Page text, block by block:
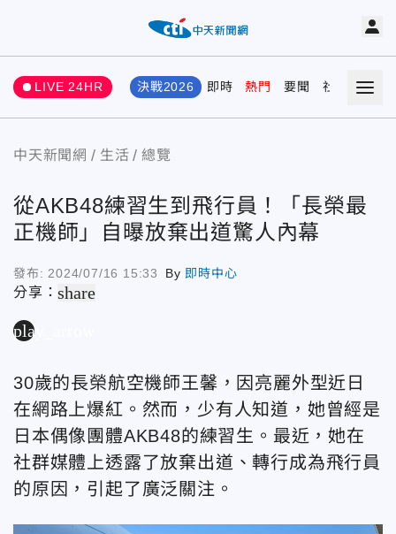
LIVE 24HR 決戰2026 即時 熱門 要聞 社會 娛樂
中天新聞網 生活 總覽
從AKB48練習生到飛行員！「長榮最
正機師」自曝放棄出道驚人內幕
發布: 2024/07/16 15:33 By 即時中心
分享：share
play_arrow
30歲的長榮航空機師王馨，因亮麗外型近日
在網路上爆紅。然而，少有人知道，她曾經是
日本偶像團體AKB48的練習生。最近，她在
社群媒體上透露了放棄出道、轉行成為飛行員
的原因，引起了廣泛關注。